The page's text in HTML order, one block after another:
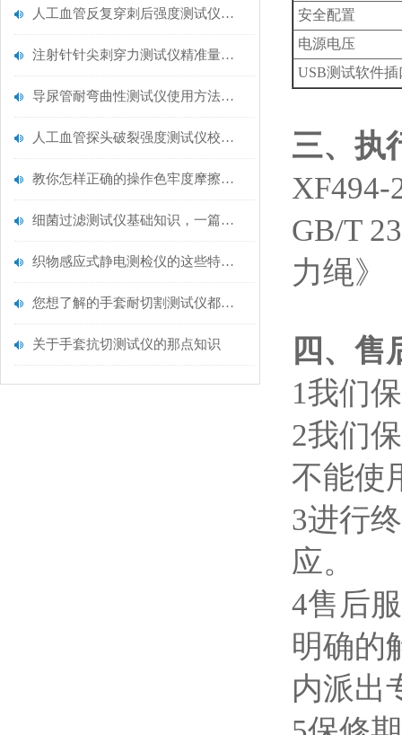
人工血管反复穿刺后强度测试仪是什么？透析患者的“生命管“质量靠它把关！
注射针针尖刺穿力测试仪精准量化针尖锋利度，构筑临床安全防线
导尿管耐弯曲性测试仪使用方法与操作规范
人工血管探头破裂强度测试仪校准规范：精准赋能医疗安全的技术基准
教你怎样正确的操作色牢度摩擦测试机
细菌过滤测试仪基础知识，一篇搞定
织物感应式静电测检仪的这些特点很少有人都知道
您想了解的手套耐切割测试仪都在这里了
关于手套抗切测试仪的那点知识
安全配置
电源电压
USB测试软件
三、执
XF494-
GB/T
力绳》
四、售
1我们
2我们
不能使
3进行
应。
4售后
明确的
内派出